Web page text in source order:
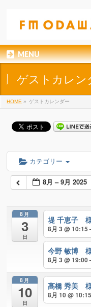
MENU
ゲストカレン
HOME » ゲストカレンダー
カテゴリー
8月 – 9月 2025
8月
3
日
堤 千恵子
8月 3 @ 10:15
今野 敏博
8月 3 @ 19:00
8月
10
日
髙橋 秀美
8月 10 @